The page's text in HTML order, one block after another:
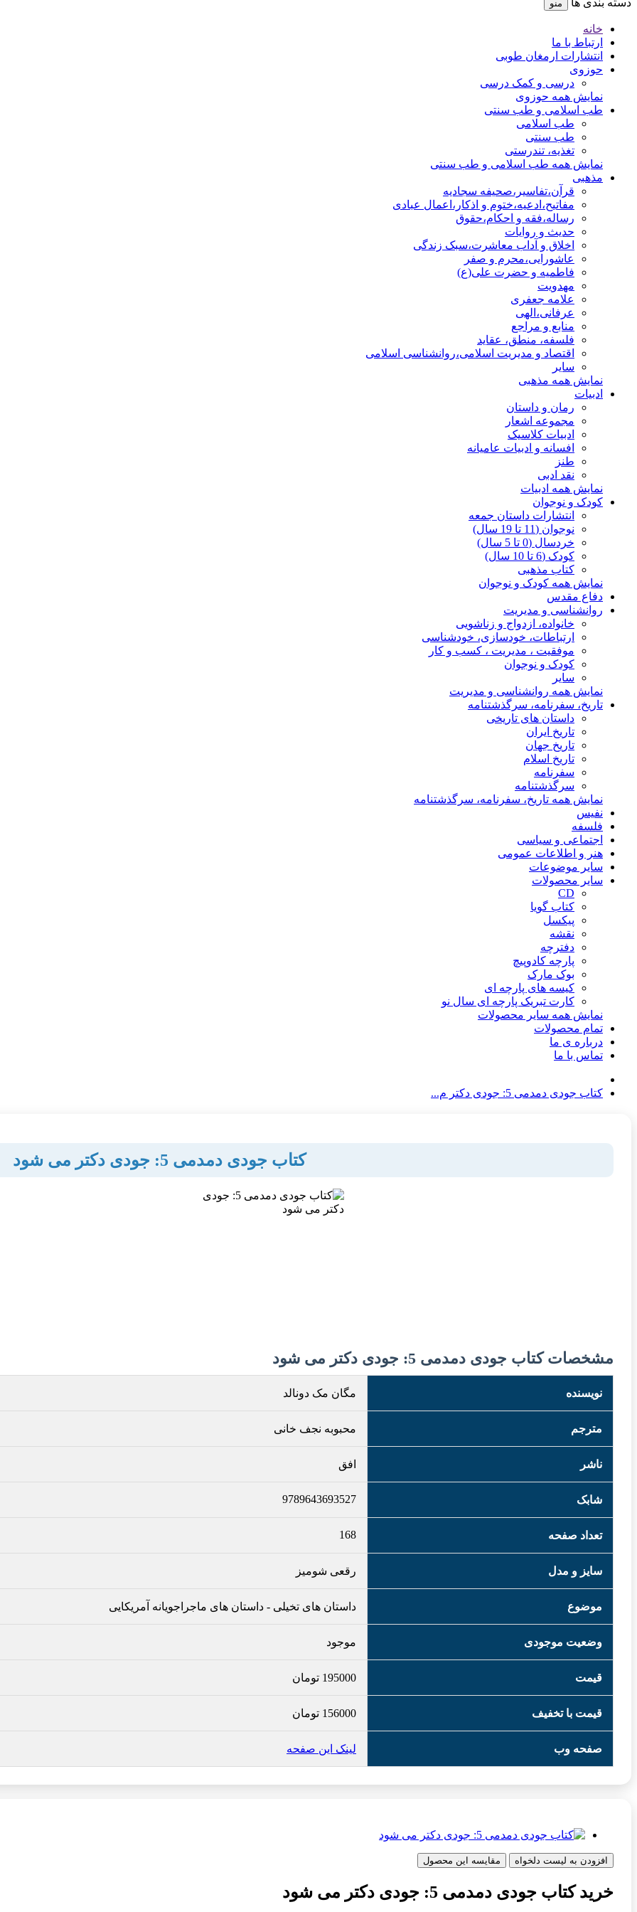
دسته بندی ها منو
خانه
ارتباط با ما
انتشارات ارمغان طوبی
حوزوی
درسی و کمک درسی
نمایش همه حوزوی
طب اسلامی و طب سنتی
طب اسلامی
طب سنتی
تغذیه، تندرستی
نمایش همه طب اسلامی و طب سنتی
مذهبی
قرآن،تفاسیر،صحیفه سجادیه
مفاتیح،ادعیه،ختوم و اذکار،اعمال عبادی
رساله،فقه و احکام،حقوق
حدیث و روایات
اخلاق و آداب معاشرت،سبک زندگی
عاشورایی،محرم و صفر
فاطمیه و حضرت علی(ع)
مهدویت
علامه جعفری
عرفانی،الهی
منابع و مراجع
فلسفه، منطق، عقاید
اقتصاد و مدیریت اسلامی،روانشناسی اسلامی
سایر
نمایش همه مذهبی
ادبیات
رمان و داستان
مجموعه اشعار
ادبیات کلاسیک
افسانه و ادبیات عامیانه
طنز
نقد ادبی
نمایش همه ادبیات
کودک و نوجوان
انتشارات داستان جمعه
نوجوان (11 تا 19 سال)
خردسال (0 تا 5 سال)
کودک (6 تا 10 سال)
کتاب مذهبی
نمایش همه کودک و نوجوان
دفاع مقدس
روانشناسی و مدیریت
خانواده، ازدواج و زناشویی
ارتباطات، خودسازی، خودشناسی
موفقیت ، مدیریت ، کسب و کار
کودک و نوجوان
سایر
نمایش همه روانشناسی و مدیریت
تاریخ، سفرنامه، سرگذشتنامه
داستان های تاریخی
تاریخ ایران
تاریخ جهان
تاریخ اسلام
سفرنامه
سرگذشتنامه
نمایش همه تاریخ، سفرنامه، سرگذشتنامه
نفیس
فلسفه
اجتماعی و سیاسی
هنر و اطلاعات عمومی
سایر موضوعات
سایر محصولات
CD
کتاب گویا
پیکسل
نقشه
دفترچه
پارچه کادوپیچ
بوک مارک
کیسه های پارچه ای
کارت تبریک پارچه ای سال نو
نمایش همه سایر محصولات
تمام محصولات
درباره ی ما
تماس با ما
کتاب جودی دمدمی 5: جودی دکتر م...
کتاب جودی دمدمی 5: جودی دکتر می شود
مشخصات کتاب جودی دمدمی 5: جودی دکتر می شود
نویسنده مگان مک دونالد
مترجم محبوبه نجف خانی
ناشر افق
شابک 9789643693527
تعداد صفحه 168
سایز و مدل رقعی شومیز
موضوع داستان های تخیلی - داستان های ماجراجویانه آمریکایی
وضعیت موجودی موجود
قیمت 195000 تومان
قیمت با تخفیف 156000 تومان
صفحه وب لینک این صفحه
افزودن به لیست دلخواه مقایسه این محصول
خرید کتاب جودی دمدمی 5: جودی دکتر می شود